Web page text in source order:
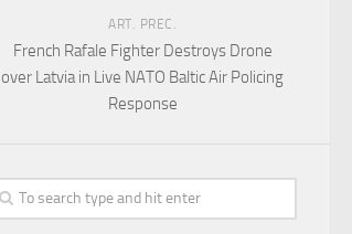
ART. PREC.
French Rafale Fighter Destroys Drone
over Latvia in Live NATO Baltic Air Policing
Response